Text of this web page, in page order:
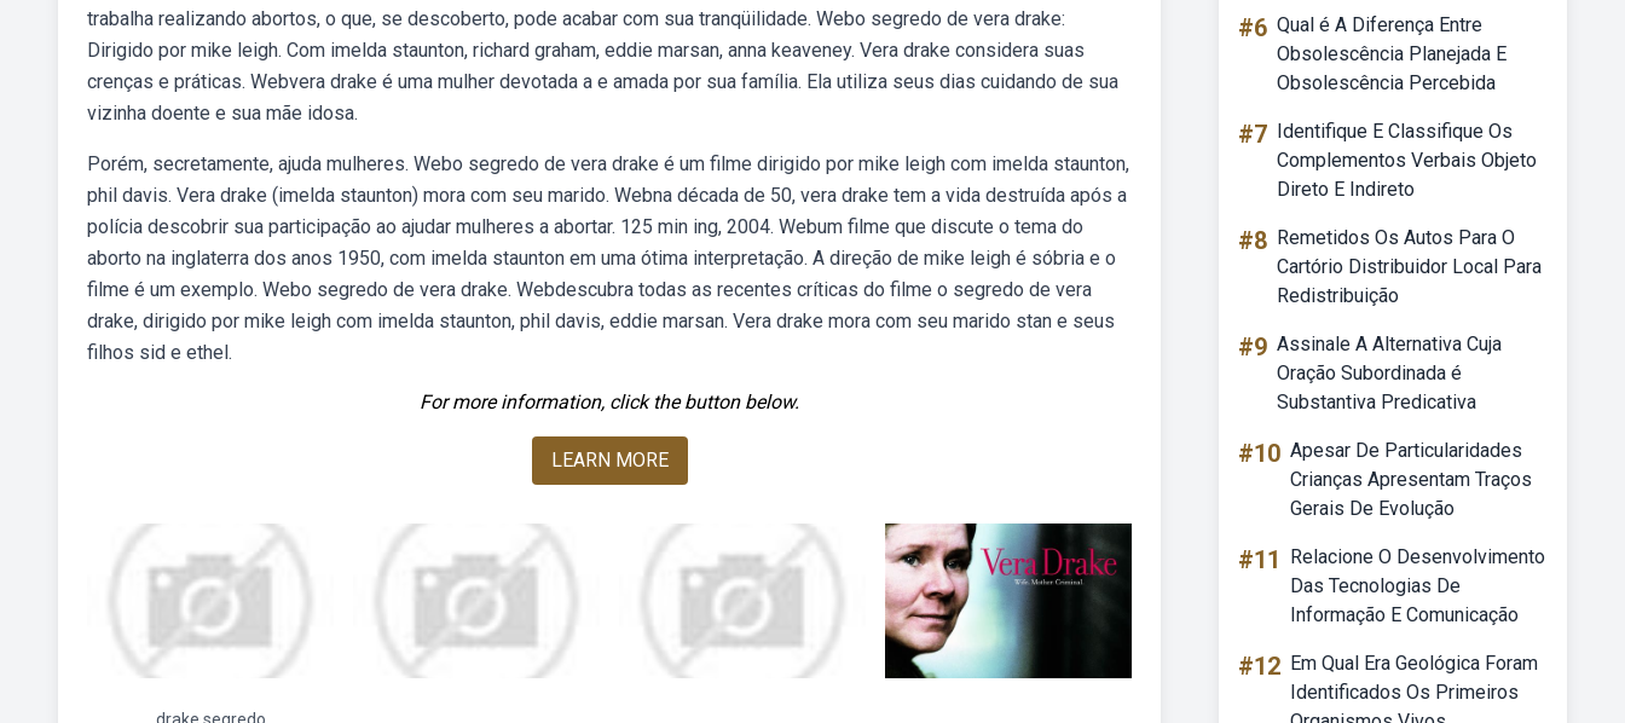
trabalha realizando abortos, o que, se descoberto, pode acabar com sua tranqüilidade. Webo segredo de vera drake:
Dirigido por mike leigh. Com imelda staunton, richard graham, eddie marsan, anna keaveney. Vera drake considera suas
crenças e práticas. Webvera drake é uma mulher devotada a e amada por sua família. Ela utiliza seus dias cuidando de sua
vizinha doente e sua mãe idosa.
Porém, secretamente, ajuda mulheres. Webo segredo de vera drake é um filme dirigido por mike leigh com imelda staunton,
phil davis. Vera drake (imelda staunton) mora com seu marido. Webna década de 50, vera drake tem a vida destruída após a
polícia descobrir sua participação ao ajudar mulheres a abortar. 125 min ing, 2004. Webum filme que discute o tema do
aborto na inglaterra dos anos 1950, com imelda staunton em uma ótima interpretação. A direção de mike leigh é sóbria e o
filme é um exemplo. Webo segredo de vera drake. Webdescubra todas as recentes críticas do filme o segredo de vera
drake, dirigido por mike leigh com imelda staunton, phil davis, eddie marsan. Vera drake mora com seu marido stan e seus
filhos sid e ethel.
For more information, click the button below.
LEARN MORE
#6 Qual é A Diferença Entre
Obsolescência Planejada E
Obsolescência Percebida
#7 Identifique E Classifique Os
Complementos Verbais Objeto
Direto E Indireto
#8 Remetidos Os Autos Para O
Cartório Distribuidor Local Para
Redistribuição
#9 Assinale A Alternativa Cuja
Oração Subordinada é
Substantiva Predicativa
#10 Apesar De Particularidades
Crianças Apresentam Traços
Gerais De Evolução
#11
Relacione O Desenvolvimento
Das Tecnologias De
Informação E Comunicação
#12 Em Qual Era Geológica Foram
Identificados Os Primeiros